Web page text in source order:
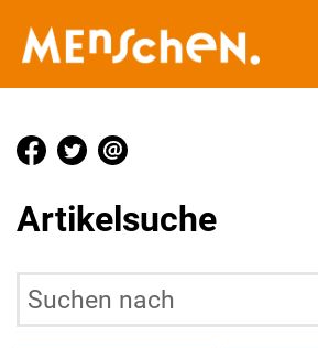
Artikelsuche